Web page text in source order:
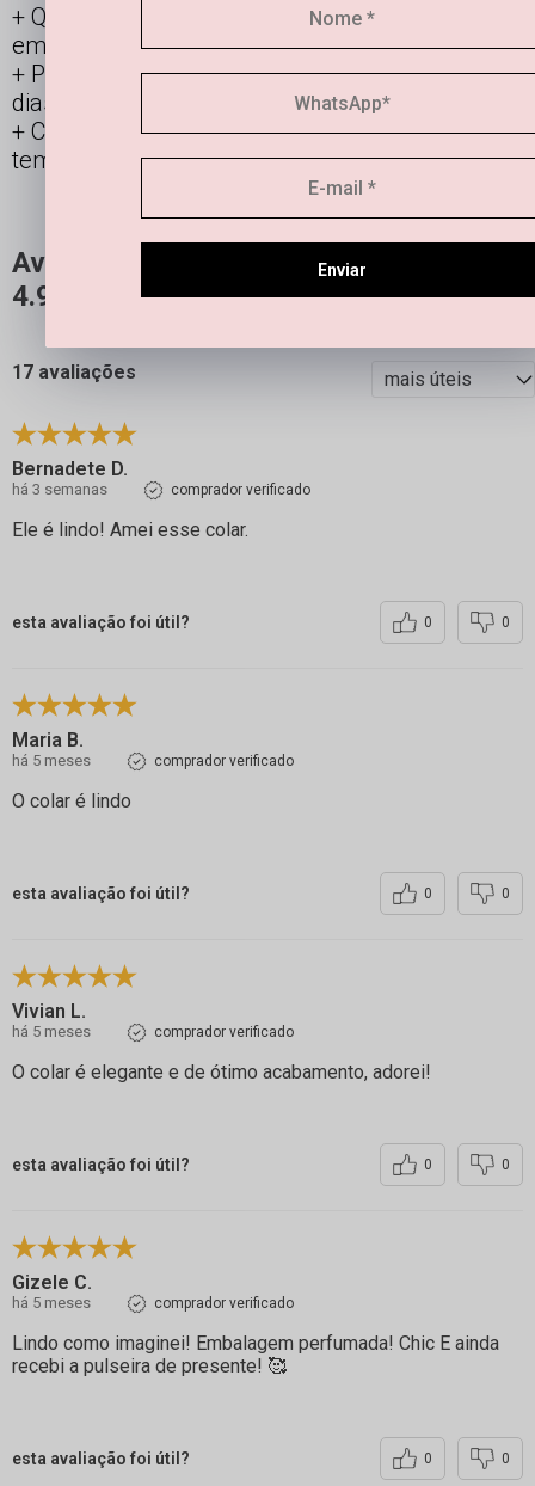
Qual a durabilidade de uma semi joia banhada
em ouro e prata?
Posso usar os acessórios banhados todos os
dias?
Como manter minha joia linda por mais
tempo?
Avaliações
4.9
QUERO AVALIAR
17 avaliações
Bernadete D.
há 3 semanas comprador verificado
Ele é lindo! Amei esse colar.
esta avaliação foi útil? 0 0
Maria B.
há 5 meses comprador verificado
O colar é lindo
esta avaliação foi útil? 0 0
Vivian L.
há 5 meses comprador verificado
O colar é elegante e de ótimo acabamento, adorei!
esta avaliação foi útil? 0 0
Gizele C.
há 5 meses comprador verificado
Lindo como imaginei! Embalagem perfumada! Chic E ainda
recebi a pulseira de presente! 🥰
esta avaliação foi útil? 0 0
Enviar